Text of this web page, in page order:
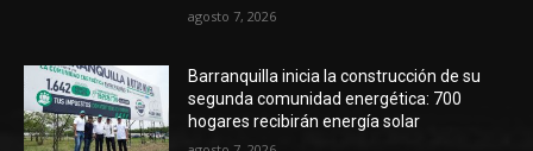
agosto 7, 2026
Barranquilla inicia la construcción de su
segunda comunidad energética: 700
hogares recibirán energía solar